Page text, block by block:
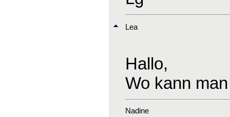
Lea
Hallo,
Wo kann
Nadine